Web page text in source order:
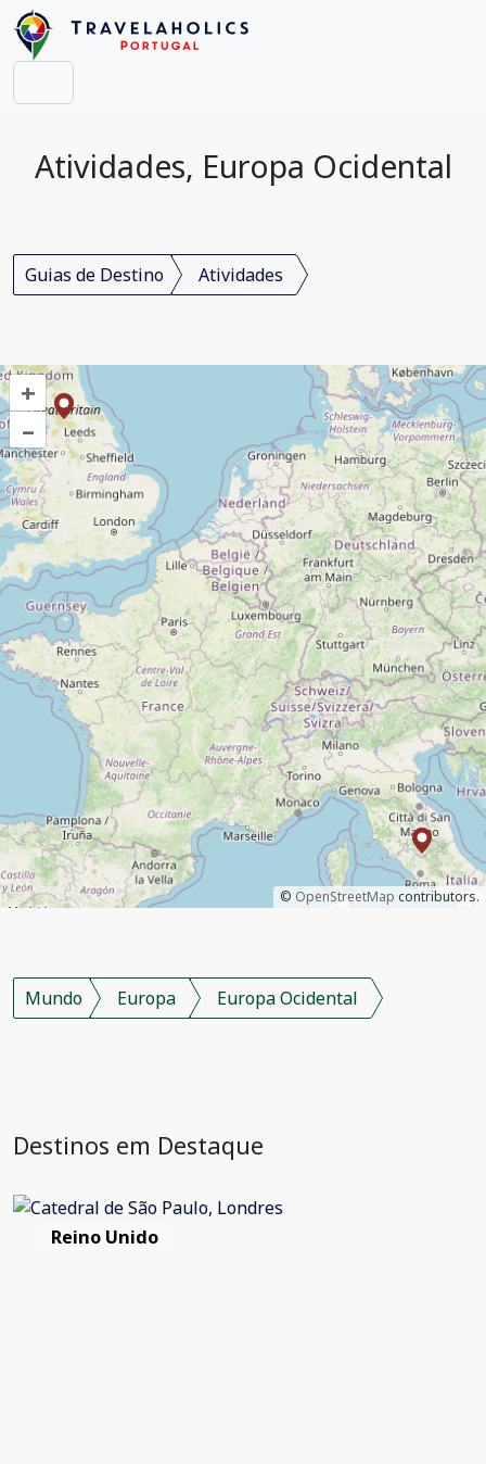
Atividades, Europa Ocidental
Guias de Destino Atividades
+
–
© OpenStreetMap contributors.
Mundo Europa Europa Ocidental
Destinos em Destaque
Reino Unido